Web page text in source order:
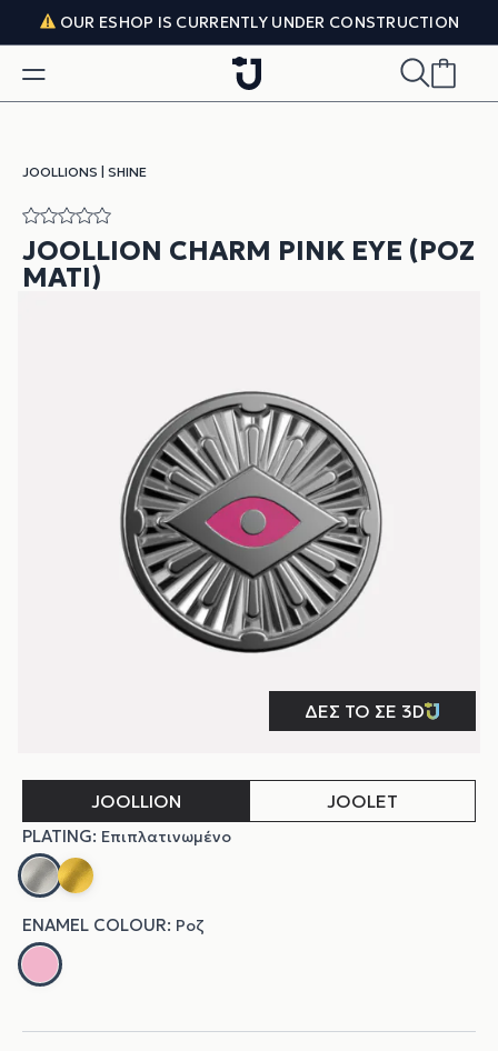
Skip to content
OUR ESHOP IS CURRENTLY UNDER CONSTRUCTION
JOOLLIONS SHINE
JOOLLION CHARM PINK EYE (ΡΟΖ
ΜΆΤΙ)